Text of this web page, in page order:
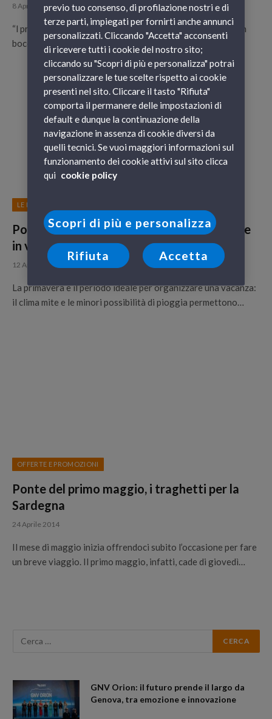
8 Aprile 2019
“l primo maggio è come parola magica che corre di bocca in
bocca, che rallegra gli animi di tutti i…
LE NOSTRE DESTINAZIONI
Ponte del primo maggio 2017: dove andare
in vacanza per questo lungo weekend
12 Aprile 2017
La primavera è il periodo ideale per organizzare una vacanza:
il clima mite e le minori possibilità di pioggia permettono…
OFFERTE E PROMOZIONI
Ponte del primo maggio, i traghetti per la
Sardegna
24 Aprile 2014
Il mese di maggio inizia offrendoci subito l’occasione per fare
un breve viaggio. Il primo maggio, infatti, cade di giovedì…
GNV Orion: il futuro prende il largo da
Genova, tra emozione e innovazione
previo tuo consenso, di profilazione nostri e di
terze parti, impiegati per fornirti anche annunci
personalizzati. Cliccando "Accetta" acconsenti
di ricevere tutti i cookie del nostro sito;
cliccando su "Scopri di più e personalizza" potrai
personalizzare le tue scelte rispetto ai cookie
presenti nel sito. Cliccare il tasto "Rifiuta"
comporta il permanere delle impostazioni di
default e dunque la continuazione della
navigazione in assenza di cookie diversi da
quelli tecnici. Se vuoi maggiori informazioni sul
funzionamento dei cookie attivi sul sito clicca
qui cookie policy
Scopri di più e personalizza
Rifiuta Accetta